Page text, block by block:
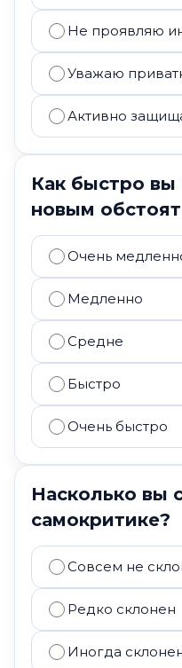
Не проявляю
Уважаю
Активно
Как быстро вы
новым
Очень
Медленно
Средне
Быстро
Очень быстро
Насколько вы
самокритике?
Совсем не
Редко склонен
Иногда